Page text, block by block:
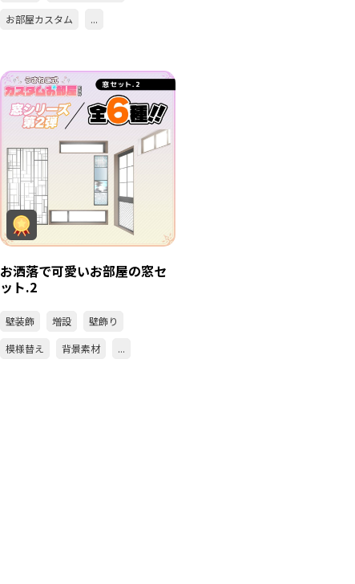
お部屋カスタム
...
お洒落で可愛いお部屋の窓セ
ット.2
壁装飾 増設
壁飾り
模様替え
背景素材 ...